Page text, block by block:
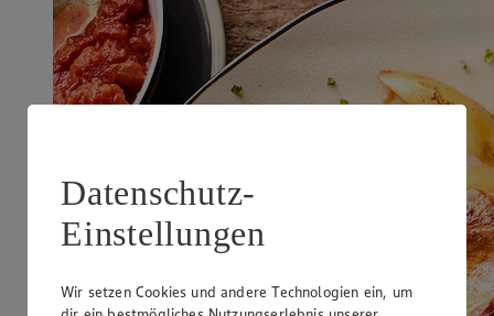
Datenschutz-
Einstellungen
Wir setzen Cookies und andere Technologien ein, um